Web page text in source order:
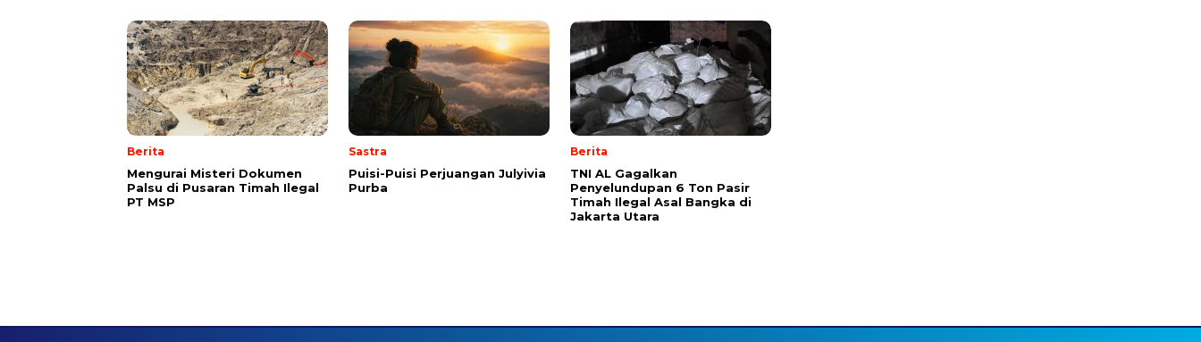
Berita
Mengurai Misteri Dokumen
Palsu di Pusaran Timah Ilegal
PT MSP
Sastra
Puisi-Puisi Perjuangan Julyivia
Purba
Berita
TNI AL Gagalkan
Penyelundupan 6 Ton Pasir
Timah Ilegal Asal Bangka di
Jakarta Utara